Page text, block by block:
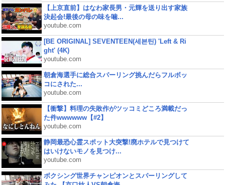
【上京直前】はなわ家長男・元輝を送り出す家族
決起会!最後の母の味を噛...
youtube.com
[BE ORIGINAL] SEVENTEEN(세븐틴) 'Left & Ri
ght' (4K)
youtube.com
朝倉海選手に総合スパーリング挑んだらフルボッ
コにされた...
youtube.com
【衝撃】料理の失敗作がツッコミどころ満載だっ
た件wwwwww【#2】
youtube.com
静岡最恐心霊スポット大突撃!廃ホテルで見つけて
はいけないモノを見つけ...
youtube.com
ボクシング世界チャンピオンとスパーリングして